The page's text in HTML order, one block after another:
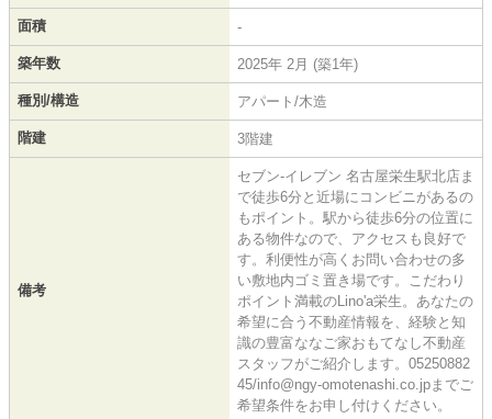
面積 -
築年数 2025年 2月 (築1年)
種別/構造 アパート/木造
階建 3階建
備考
セブン-イレブン 名古屋栄生駅北店ま
で徒歩6分と近場にコンビニがあるの
もポイント。駅から徒歩6分の位置に
ある物件なので、アクセスも良好で
す。利便性が高くお問い合わせの多
い敷地内ゴミ置き場です。こだわり
ポイント満載のLino'a栄生。あなたの
希望に合う不動産情報を、経験と知
識の豊富ななご家おもてなし不動産
スタッフがご紹介します。05250882
45/info@ngy-omotenashi.co.jpまでご
希望条件をお申し付けください。